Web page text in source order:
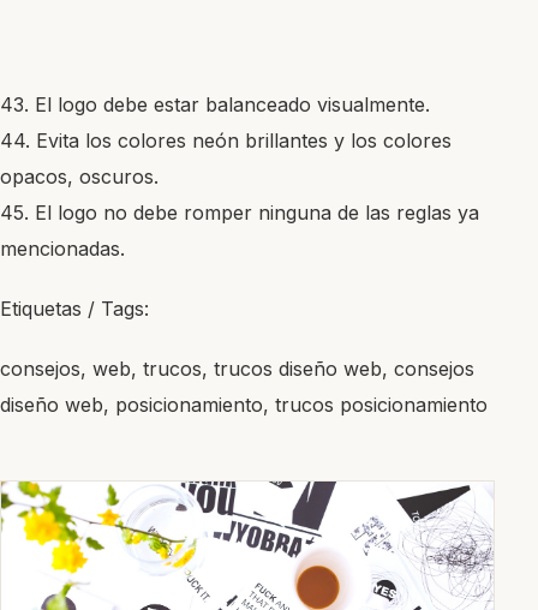
43. El logo debe estar balanceado visualmente.
44. Evita los colores neón brillantes y los colores
opacos, oscuros.
45. El logo no debe romper ninguna de las reglas ya
mencionadas.
Etiquetas / Tags:
consejos, web, trucos, trucos diseño web, consejos
diseño web, posicionamiento, trucos posicionamiento